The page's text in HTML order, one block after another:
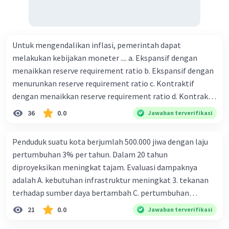
Untuk mengendalikan inflasi, pemerintah dapat
melakukan kebijakan moneter .... a. Ekspansif dengan
menaikkan reserve requirement ratio b. Ekspansif dengan
menurunkan reserve requirement ratio c. Kontraktif
dengan menaikkan reserve requirement ratio d. Kontraktif
dengan menurunkan reserve requirement ratio e.
Ekspansif dengan menaikkan tingkat diskonto Bila Bank
ceteris paribus maka .... a. Menimbulkan inflasi di mana
bentuk kurva jumlah uang beredar (penawaran uang) naik
dari kiri bawah ke kanan atas b. Menimbulkan deflasi di
mana bentuk kurva jumlah uang beredar (penawaran
uang) naik dari kiri bawah ke kanan atas c. Tingkat bunga
meningkat di mana bentuk kurva jumlah uang beredar
36 0.0 Jawaban terverifikasi
Penduduk suatu kota berjumlah 500.000 jiwa dengan laju
pertumbuhan 3% per tahun. Dalam 20 tahun
diproyeksikan meningkat tajam. Evaluasi dampaknya
adalah A. kebutuhan infrastruktur meningkat 3. tekanan
terhadap sumber daya bertambah C. pertumbuhan
eksponensial berdampak jangka panjang D. tidak
memengaruhi tata ruang E. proyeksi penduduk penting
21 0.0 Jawaban terverifikasi